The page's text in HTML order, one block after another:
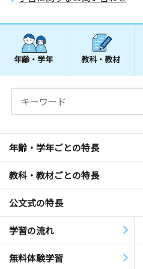
年齢・学年 教科・教材
年齢・学年ごとの特長
教科・教材ごとの特長
公文式の特長
学習の流れ
無料体験学習